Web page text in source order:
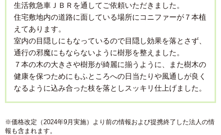
生活救急車ＪＢＲを通してご依頼いただきました。
住宅敷地内の道路に面している場所にコニファーが７本植
えてあります。
室内の目隠しにもなっているので目隠し効果を落とさず、
通行の邪魔にもならないように樹形を整えました。
７本の木の大きさや樹形が綺麗に揃うように、また樹木の
健康を保つためにもふところへの日当たりや風通しが良く
なるように込み合った枝を落としスッキリ仕上げました。
※価格改定（2024年9月実施）より前の情報および提携終了した法人の情
報も含まれます。